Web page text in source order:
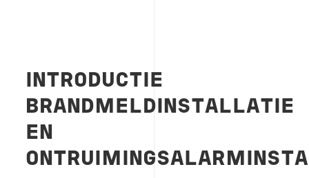
INTRODUCTIE
BRANDMELDINSTALLATIE
EN